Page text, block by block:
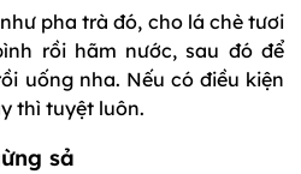
pha trà đó, cho lá chè tươi
rồi hãm nước, sau đó để
uống nha. Nếu có điều kiện
thì tuyệt luôn.
sả